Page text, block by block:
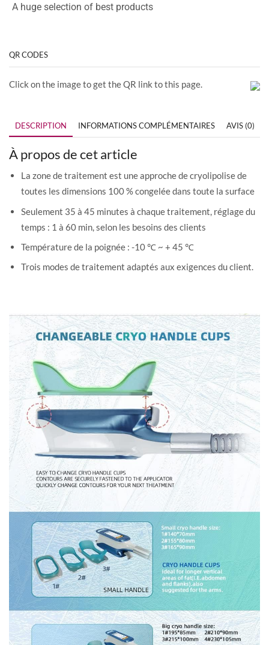
A huge selection of best products
QR CODES
Click on the image to get the QR link to this page.
DESCRIPTION INFORMATIONS COMPLÉMENTAIRES AVIS (0)
À propos de cet article
La zone de traitement est une approche de cryolipolise de
toutes les dimensions 100 % congelée dans toute la surface
Seulement 35 à 45 minutes à chaque traitement, réglage du
temps : 1 à 60 min, selon les besoins des clients
Température de la poignée : -10 ℃ ~ + 45 ℃
Trois modes de traitement adaptés aux exigences du client.